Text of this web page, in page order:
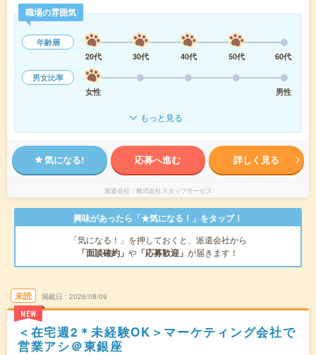
職場の雰囲気
年齢層
20代
30代 40代 50代
60代
男女比率
女性
男性
もっと見る
気になる! 応募へ進む 詳しく見る
派遣会社 株式会社スタッフサービス
興味があったら「★気になる！」をタップ！
「気になる！」を押しておくと、派遣会社から
「面談確約」 や 「応募歓迎」 が届きます！
未読
NEW
掲載日 2026/08/09
＜在宅週2＊未経験OK＞マーケティング会社で
営業アシ＠東銀座